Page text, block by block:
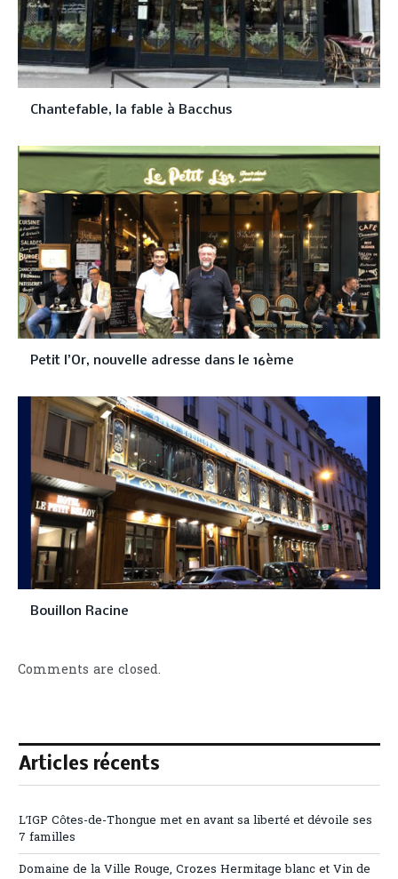
Chantefable, la fable à Bacchus
Petit l’Or, nouvelle adresse dans le 16ème
Bouillon Racine
Comments are closed.
Articles récents
L’IGP Côtes-de-Thongue met en avant sa liberté et dévoile ses
7 familles
Domaine de la Ville Rouge, Crozes Hermitage blanc et Vin de